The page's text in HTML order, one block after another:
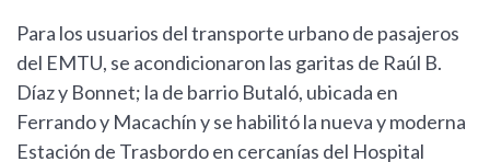
Para los usuarios del transporte urbano de pasajeros
del EMTU, se acondicionaron las garitas de Raúl B.
Díaz y Bonnet; la de barrio Butaló, ubicada en
Ferrando y Macachín y se habilitó la nueva y moderna
Estación de Trasbordo en cercanías del Hospital